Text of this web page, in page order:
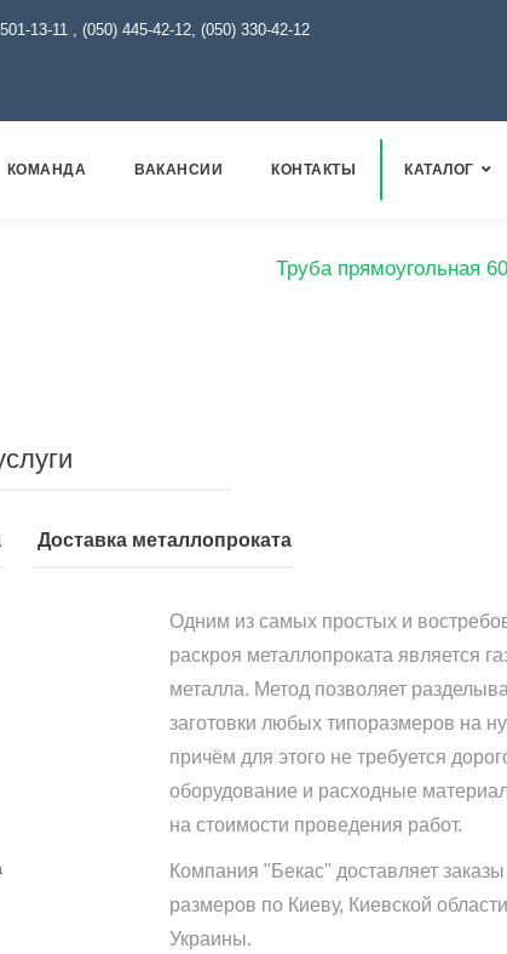
13-11 , (050) 445-42-12, (050) 330-42-12
КОМАНДА ВАКАНСИИ КОНТАКТЫ КАТАЛОГ
Труба прямоугольная
Доставка металлопроката
Одним из самых простых и
раскроя металлопроката является
металла. Метод позволяет
заготовки любых типоразмеров на
причём для этого не требуется
оборудование и расходные
на стоимости проведения работ.
Компания "Бекас" доставляет
размеров по Киеву, Киевской
Украины.